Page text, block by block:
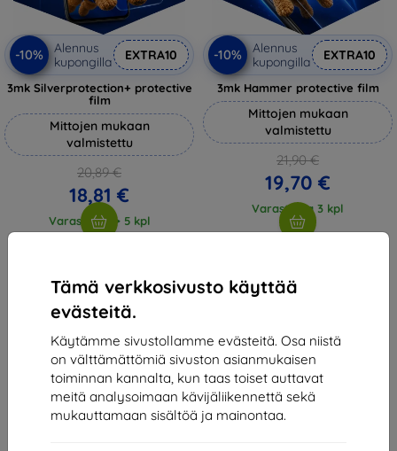
Tämä verkkosivusto käyttää
evästeitä.
Käytämme sivustollamme evästeitä. Osa niistä
on välttämättömiä sivuston asianmukaisen
toiminnan kannalta, kun taas toiset auttavat
meitä analysoimaan kävijäliikennettä sekä
mukauttamaan sisältöä ja mainontaa.
-10%
Alennus
kupongilla
EXTRA10
3mk Silverprotection+ protective
film
Mittojen mukaan
valmistettu
20,89 €
18,81 €
Varastossa > 5 kpl
-10%
Alennus
kupongilla
EXTRA10
3mk Hammer protective film
Mittojen mukaan
valmistettu
21,90 €
19,70 €
Varastossa 3 kpl
yhteensä .
«